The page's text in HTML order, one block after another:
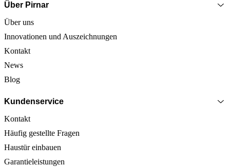
Über Pirnar
Über uns
Innovationen und Auszeichnungen
Kontakt
News
Blog
Kundenservice
Kontakt
Häufig gestellte Fragen
Haustür einbauen
Garantieleistungen